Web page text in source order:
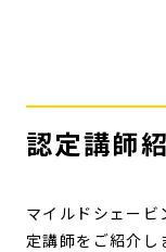
認定講師
マイルドシェービ
定講師をご紹介し